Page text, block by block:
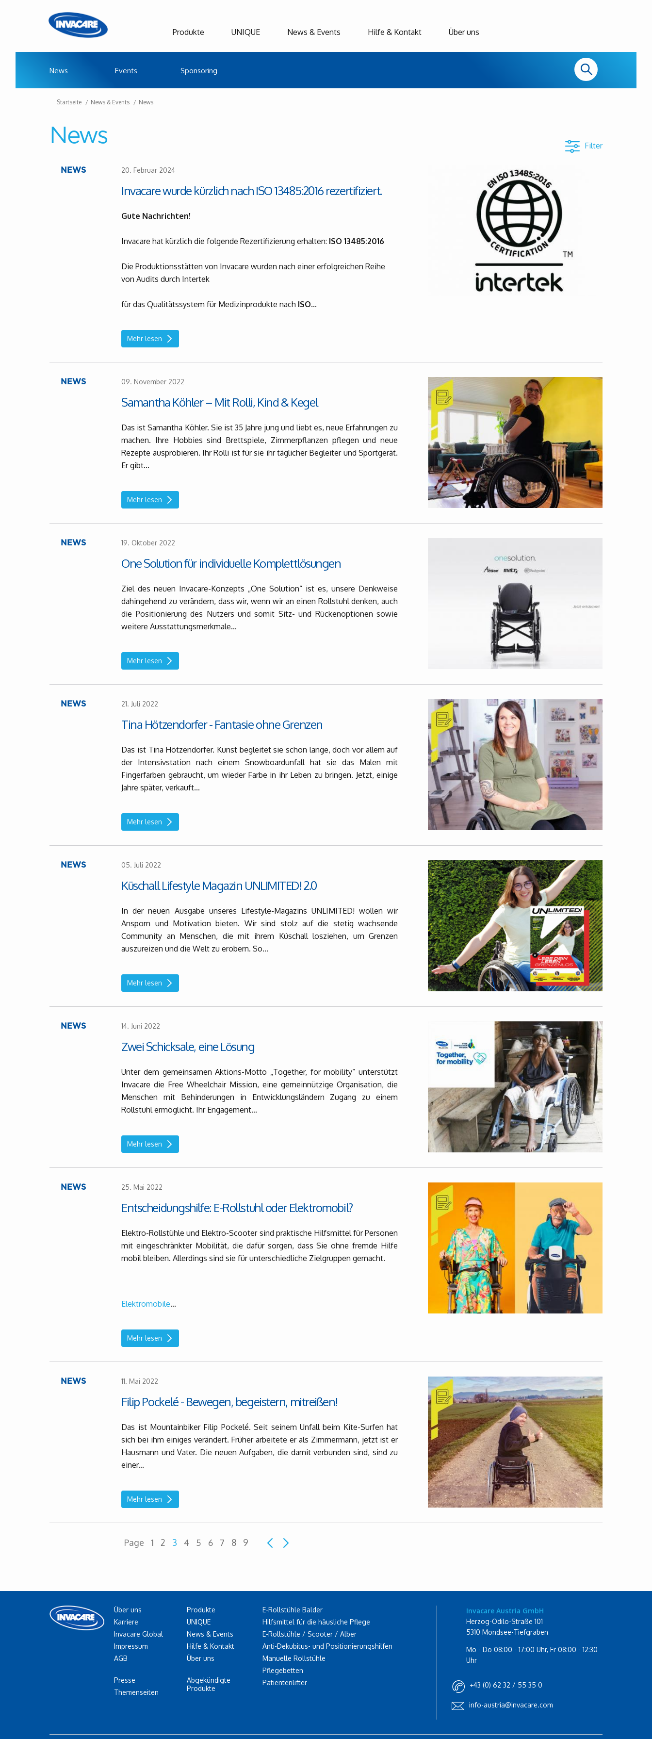
Produkte UNIQUE News & Events
News Events Sponsoring
Hilfe & Kontakt Über uns
Startseite News & Events News
News Filter
NEWS 20. Februar 2024
Invacare wurde kürzlich nach ISO 13485:2016 rezertifiziert.
Gute Nachrichten!
Invacare hat kürzlich die folgende Rezertifizierung erhalten: ISO 13485:2016
Die Produktionsstätten von Invacare wurden nach einer erfolgreichen Reihe
von Audits durch Intertek
für das Qualitätssystem für Medizinprodukte nach ISO...
Mehr lesen
NEWS 09. November 2022
Samantha Köhler – Mit Rolli, Kind & Kegel
Das ist Samantha Köhler. Sie ist 35 Jahre jung und liebt es, neue Erfahrungen zu
machen. Ihre Hobbies sind Brettspiele, Zimmerpflanzen pflegen und neue
Rezepte ausprobieren. Ihr Rolli ist für sie ihr täglicher Begleiter und Sportgerät.
Er gibt...
Mehr lesen
NEWS 19. Oktober 2022
One Solution für individuelle Komplettlösungen
Ziel des neuen Invacare-Konzepts „One Solution“ ist es, unsere Denkweise
dahingehend zu verändern, dass wir, wenn wir an einen Rollstuhl denken, auch
die Positionierung des Nutzers und somit Sitz- und Rückenoptionen sowie
weitere Ausstattungsmerkmale...
Mehr lesen
NEWS 21. Juli 2022
Tina Hötzendorfer - Fantasie ohne Grenzen
Das ist Tina Hötzendorfer. Kunst begleitet sie schon lange, doch vor allem auf
der Intensivstation nach einem Snowboardunfall hat sie das Malen mit
Fingerfarben gebraucht, um wieder Farbe in ihr Leben zu bringen. Jetzt, einige
Jahre später, verkauft...
Mehr lesen
NEWS 05. Juli 2022
Küschall Lifestyle Magazin UNLIMITED! 2.0
In der neuen Ausgabe unseres Lifestyle-Magazins UNLIMITED! wollen wir
Ansporn und Motivation bieten. Wir sind stolz auf die stetig wachsende
Community an Menschen, die mit ihrem Küschall losziehen, um Grenzen
auszureizen und die Welt zu erobern. So...
Mehr lesen
NEWS 14. Juni 2022
Zwei Schicksale, eine Lösung
Unter dem gemeinsamen Aktions-Motto „Together, for mobility“ unterstützt
Invacare die Free Wheelchair Mission, eine gemeinnützige Organisation, die
Menschen mit Behinderungen in Entwicklungsländern Zugang zu einem
Rollstuhl ermöglicht. Ihr Engagement...
Mehr lesen
NEWS 25. Mai 2022
Entscheidungshilfe: E-Rollstuhl oder Elektromobil?
Elektro-Rollstühle und Elektro-Scooter sind praktische Hilfsmittel für Personen
mit eingeschränkter Mobilität, die dafür sorgen, dass Sie ohne fremde Hilfe
mobil bleiben. Allerdings sind sie für unterschiedliche Zielgruppen gemacht.
Elektromobile...
Mehr lesen
NEWS 11. Mai 2022
Filip Pockelé - Bewegen, begeistern, mitreißen!
Das ist Mountainbiker Filip Pockelé. Seit seinem Unfall beim Kite-Surfen hat
sich bei ihm einiges verändert. Früher arbeitete er als Zimmermann, jetzt ist er
Hausmann und Vater. Die neuen Aufgaben, die damit verbunden sind, sind zu
einer...
Mehr lesen
Page 1 2 3 4 5 6 7 8 9
Über uns
Karriere
Invacare Global
Impressum
AGB
Presse
Themenseiten
Produkte
UNIQUE
News & Events
Hilfe & Kontakt
Über uns
Abgekündigte
Produkte
E-Rollstühle Balder
Hilfsmittel für die häusliche Pflege
E-Rollstühle / Scooter / Alber
Anti-Dekubitus- und Positionierungshilfen
Manuelle Rollstühle
Pflegebetten
Patientenlifter
Invacare Austria GmbH
Herzog-Odilo-Straße 101
5310 Mondsee-Tiefgraben
Mo - Do 08:00 - 17:00 Uhr, Fr 08:00 - 12:30
Uhr
+43 (0) 62 32 / 55 35 0
info-austria@invacare.com